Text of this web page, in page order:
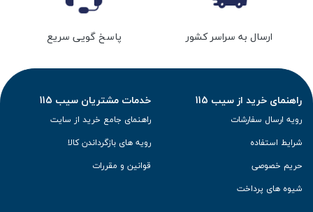
ارسال به سراسر کشور پاسخ گویی سریع
راهنمای خرید از سیب 115
رویه ارسال سفارشات
شرایط استفاده
حریم خصوصی
شیوه های پرداخت
خدمات مشتریان سیب 115
راهنمای جامع خرید از سایت
رویه های بازگرداندن کالا
قوانین و مقررات